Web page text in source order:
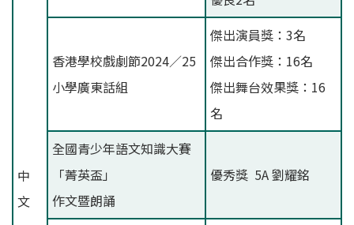
中
文
香港學校戲劇節2024／25
小學廣東話組
傑出演員獎：3名
傑出合作獎：16名
傑出舞台效果獎：16
名
全國青少年語文知識大賽
「菁英盃」
作文暨朗誦
優秀獎 5A 劉耀銘